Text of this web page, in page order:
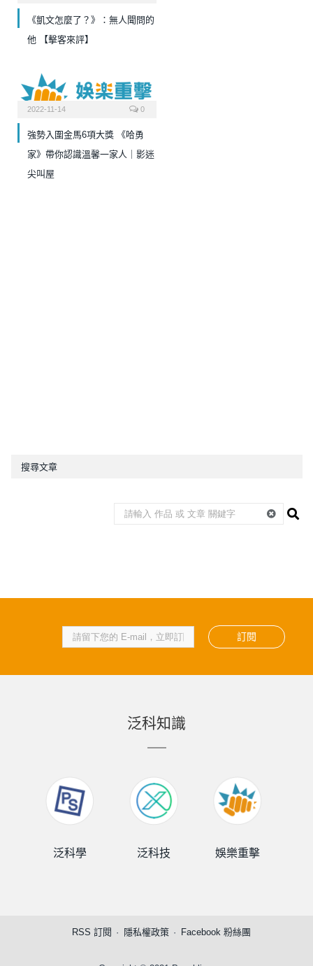
《凱文怎麼了？》：無人聞問的
他 【擊客來評】
2022-11-14 0
強勢入圍金馬6項大獎 《哈勇
家》帶你認識溫馨一家人｜影迷
尖叫屋
搜尋文章
訂閱
泛科知識
泛科學 泛科技 娛樂重擊
RSS 訂閱 隱私權政策 Facebook 粉絲團